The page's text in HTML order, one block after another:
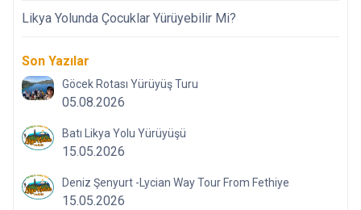
Likya Yolunda Çocuklar Yürüyebilir Mi?
Son Yazılar
Göcek Rotası Yürüyüş Turu
05.08.2026
Batı Likya Yolu Yürüyüşü
15.05.2026
Deniz Şenyurt -Lycian Way Tour From Fethiye
15.05.2026